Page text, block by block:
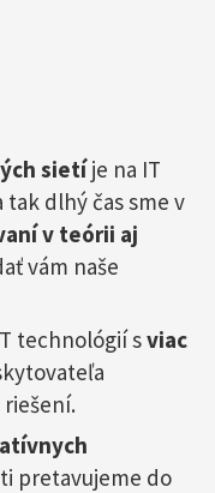
sietíje na IT
dlhý čas sme v
v teórii aj
vám naše
technológií sviac
pretavujeme do